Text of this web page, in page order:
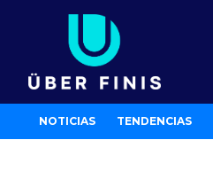
NOTICIAS TENDENCIAS